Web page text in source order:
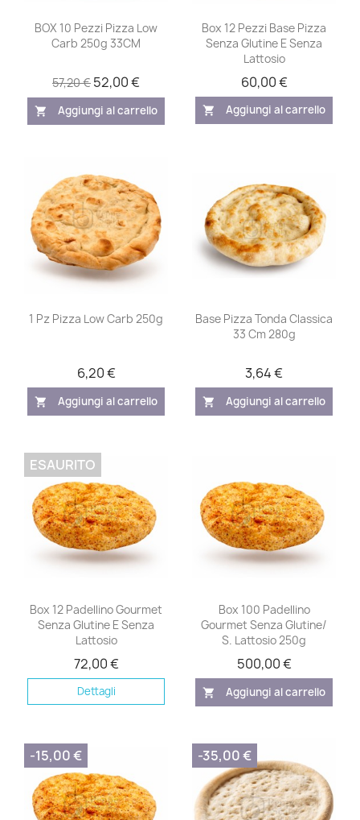
BOX 10 Pezzi Pizza Low
Carb 250g 33CM
57,20 € 52,00 €
shopping_cart Aggiungi al carrello
Box 12 Pezzi Base Pizza
Senza Glutine E Senza
Lattosio
60,00 €
shopping_cart Aggiungi al carrello
1 Pz Pizza Low Carb 250g
6,20 €
shopping_cart Aggiungi al carrello
Base Pizza Tonda Classica
33 Cm 280g
3,64 €
shopping_cart Aggiungi al carrello
Box 12 Padellino Gourmet
Senza Glutine E Senza
Lattosio
72,00 €
Dettagli
ESAURITO
Box 100 Padellino
Gourmet Senza Glutine/
S. Lattosio 250g
500,00 €
shopping_cart Aggiungi al carrello
-15,00 € -35,00 €